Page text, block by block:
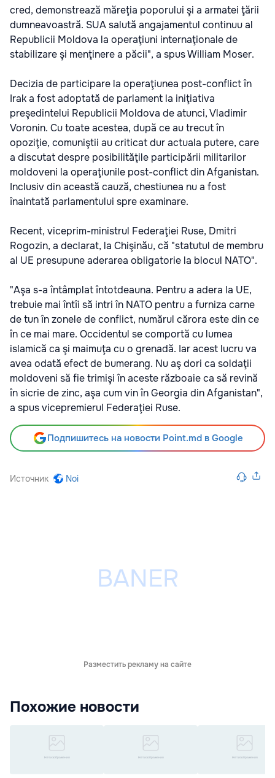
cred, demonstrează măreţia poporului şi a armatei ţării
dumneavoastră. SUA salută angajamentul continuu al
Republicii Moldova la operaţiuni internaţionale de
stabilizare şi menţinere a păcii", a spus William Moser.
Decizia de participare la operaţiunea post-conflict în
Irak a fost adoptată de parlament la iniţiativa
preşedintelui Republicii Moldova de atunci, Vladimir
Voronin. Cu toate acestea, după ce au trecut în
opoziţie, comuniştii au criticat dur actuala putere, care
a discutat despre posibilităţile participării militarilor
moldoveni la operaţiunile post-conflict din Afganistan.
Inclusiv din această cauză, chestiunea nu a fost
înaintată parlamentului spre examinare.
Recent, viceprim-ministrul Federaţiei Ruse, Dmitri
Rogozin, a declarat, la Chişinău, că "statutul de membru
al UE presupune aderarea obligatorie la blocul NATO".
"Aşa s-a întâmplat întotdeauna. Pentru a adera la UE,
trebuie mai întîi să intri în NATO pentru a furniza carne
de tun în zonele de conflict, numărul cărora este din ce
în ce mai mare. Occidentul se comportă cu lumea
islamică ca şi maimuţa cu o grenadă. Iar acest lucru va
avea odată efect de bumerang. Nu aş dori ca soldaţii
moldoveni să fie trimişi în aceste războaie ca să revină
în sicrie de zinc, aşa cum vin în Georgia din Afganistan",
a spus vicepremierul Federaţiei Ruse.
Подпишитесь на новости Point.md в Google
Источник Noi
Разместить рекламу на сайте
Похожие новости